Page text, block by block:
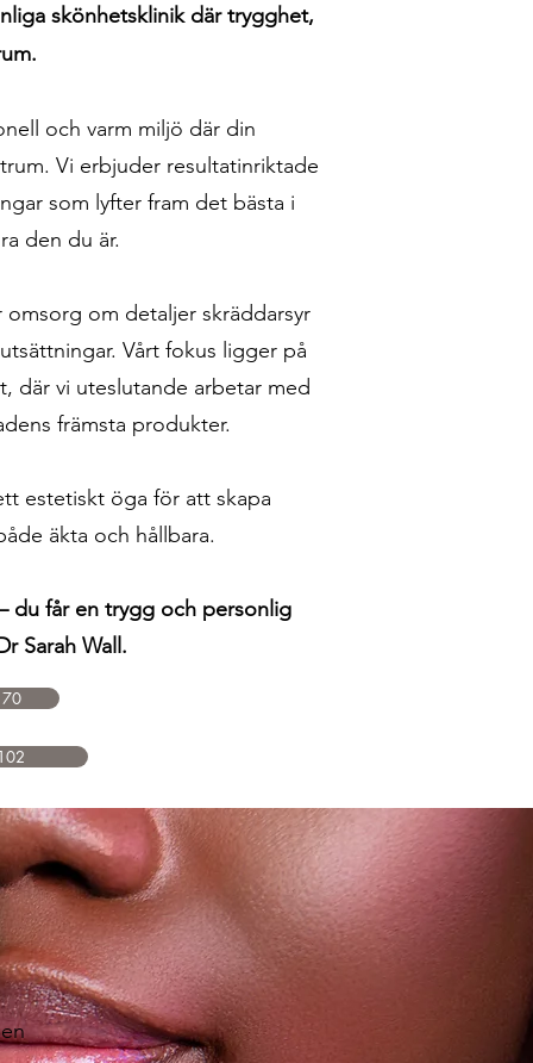
skönhetsklinik där trygghet,
och varm miljö där din
Vi erbjuder resultatinriktade
som lyfter fram det bästa i
den du är.
om detaljer skräddarsyr
Vårt fokus ligger på
där vi uteslutande arbetar med
främsta produkter.
estetiskt öga för att skapa
äkta och hållbara.
du får en trygg och personlig
Sarah Wall.
70